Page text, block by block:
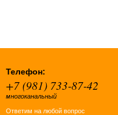
Телефон:
+7 (981) 733-87-42
многоканальный
Ответим на любой вопрос